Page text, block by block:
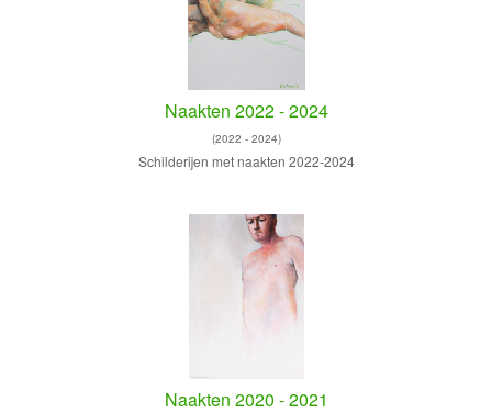
Naakten 2022 - 2024
(2022 - 2024)
Schilderijen met naakten 2022-2024
Naakten 2020 - 2021